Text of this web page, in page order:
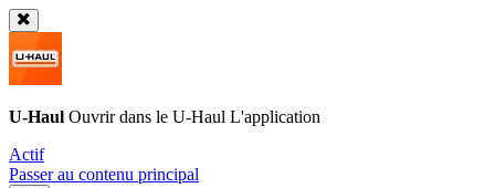
U-Haul Ouvrir dans le U-Haul L'application
Actif
Passer au contenu principal